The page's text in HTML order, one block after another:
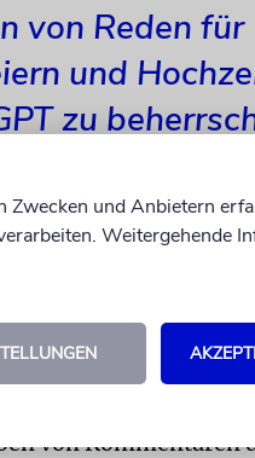
von Reden für
und
zu
auf Umfragen
– die
berechnet.
auch als Rabbiner
von Kommentaren
Zwecken und Anbietern
Weitergehende